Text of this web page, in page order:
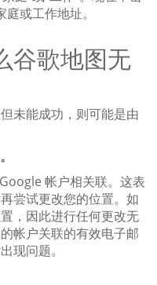
或工作地址。
谷歌地图无
未能成功，则可能是由
帐户相关联。这表
尝试更改您的位置。如
，因此进行任何更改无
帐户关联的有效电子邮
现问题。